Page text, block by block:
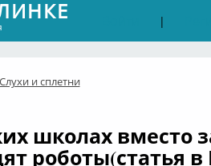
|
Слухи и сплетни
школах вместо
роботы(статья